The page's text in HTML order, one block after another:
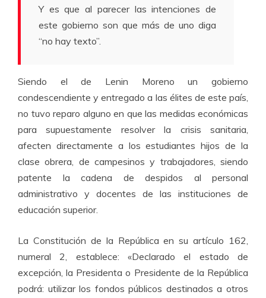
Y es que al parecer las intenciones de
este gobierno son que más de uno diga
“no hay texto”.
Siendo el de Lenin Moreno un gobierno
condescendiente y entregado a las élites de este país,
no tuvo reparo alguno en que las medidas económicas
para supuestamente resolver la crisis sanitaria,
afecten directamente a los estudiantes hijos de la
clase obrera, de campesinos y trabajadores, siendo
patente la cadena de despidos al personal
administrativo y docentes de las instituciones de
educación superior.
La Constitución de la República en su artículo 162,
numeral 2, establece: «Declarado el estado de
excepción, la Presidenta o Presidente de la República
podrá: utilizar los fondos públicos destinados a otros